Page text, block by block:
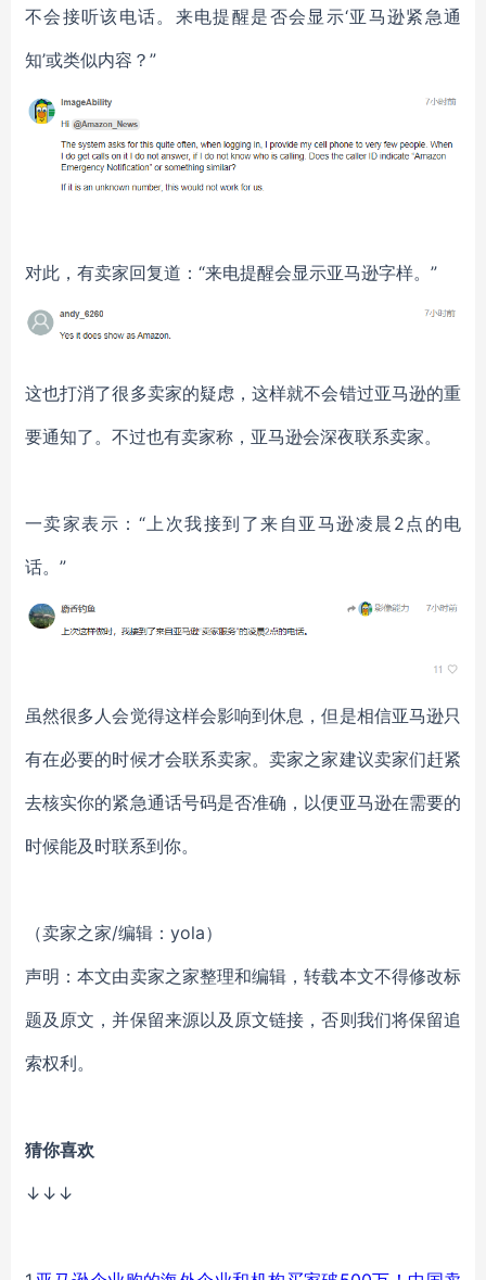
不会接听该电话。来电提醒是否会显示‘亚马逊紧急通
知’或类似内容？”
对此，有卖家回复道：“来电提醒会显示亚马逊字样。”
这也打消了很多卖家的疑虑，这样就不会错过亚马逊的重
要通知了。不过也有卖家称，亚马逊会深夜联系卖家。
一卖家表示：“上次我接到了来自亚马逊凌晨2点的电
话。”
虽然很多人会觉得这样会影响到休息，但是相信亚马逊只
有在必要的时候才会联系卖家。卖家之家建议卖家们赶紧
去核实你的紧急通话号码是否准确，以便亚马逊在需要的
时候能及时联系到你。
（卖家之家/编辑：yola）
声明：本文由卖家之家整理和编辑，转载本文不得修改标
题及原文，并保留来源以及原文链接，否则我们将保留追
索权利。
猜你喜欢
↓↓↓